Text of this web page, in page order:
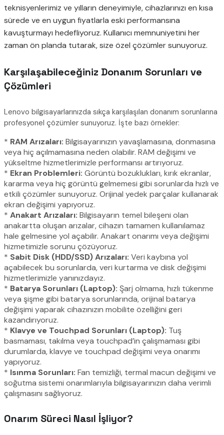
teknisyenlerimiz ve yılların deneyimiyle, cihazlarınızı en kısa
sürede ve en uygun fiyatlarla eski performansına
kavuşturmayı hedefliyoruz. Kullanıcı memnuniyetini her
zaman ön planda tutarak, size özel çözümler sunuyoruz.
Karşılaşabileceğiniz Donanım Sorunları ve
Çözümleri
Lenovo bilgisayarlarınızda sıkça karşılaşılan donanım sorunlarına
profesyonel çözümler sunuyoruz. İşte bazı örnekler:
* RAM Arızaları: Bilgisayarınızın yavaşlamasına, donmasına
veya hiç açılmamasına neden olabilir. RAM değişimi ve
yükseltme hizmetlerimizle performansı artırıyoruz.
* Ekran Problemleri: Görüntü bozuklukları, kırık ekranlar,
kararma veya hiç görüntü gelmemesi gibi sorunlarda hızlı ve
etkili çözümler sunuyoruz. Orijinal yedek parçalar kullanarak
ekran değişimi yapıyoruz.
* Anakart Arızaları: Bilgisayarın temel bileşeni olan
anakartta oluşan arızalar, cihazın tamamen kullanılamaz
hale gelmesine yol açabilir. Anakart onarımı veya değişimi
hizmetimizle sorunu çözüyoruz.
* Sabit Disk (HDD/SSD) Arızaları: Veri kaybına yol
açabilecek bu sorunlarda, veri kurtarma ve disk değişimi
hizmetlerimizle yanınızdayız.
* Batarya Sorunları (Laptop): Şarj olmama, hızlı tükenme
veya şişme gibi batarya sorunlarında, orijinal batarya
değişimi yaparak cihazınızın mobilite özelliğini geri
kazandırıyoruz.
* Klavye ve Touchpad Sorunları (Laptop): Tuş
basmaması, takılma veya touchpad’in çalışmaması gibi
durumlarda, klavye ve touchpad değişimi veya onarımı
yapıyoruz.
* Isınma Sorunları: Fan temizliği, termal macun değişimi ve
soğutma sistemi onarımlarıyla bilgisayarınızın daha verimli
çalışmasını sağlıyoruz.
Onarım Süreci Nasıl İşliyor?